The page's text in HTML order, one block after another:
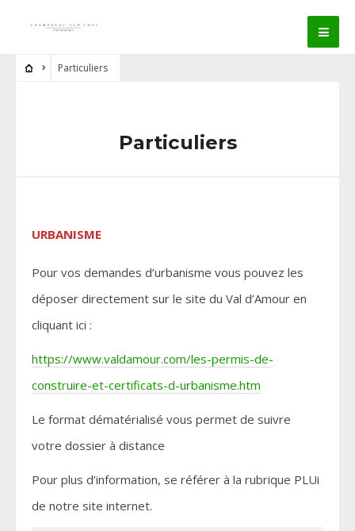
Particuliers
Particuliers
URBANISME
Pour vos demandes d’urbanisme vous pouvez les
déposer directement sur le site du Val d’Amour en
cliquant ici :
https://www.valdamour.com/les-permis-de-
construire-et-certificats-d-urbanisme.htm
Le format dématérialisé vous permet de suivre
votre dossier à distance
Pour plus d’information, se référer à la rubrique PLUi
de notre site internet.